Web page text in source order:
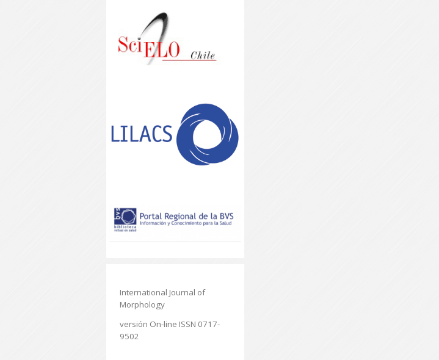
International Journal of
Morphology
versión On-line ISSN 0717-
9502